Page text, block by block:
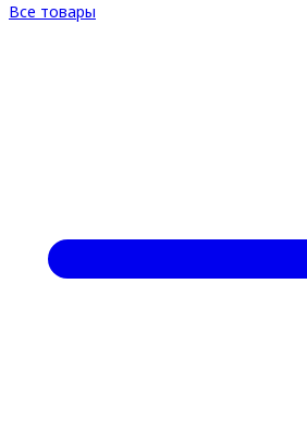
Все товары